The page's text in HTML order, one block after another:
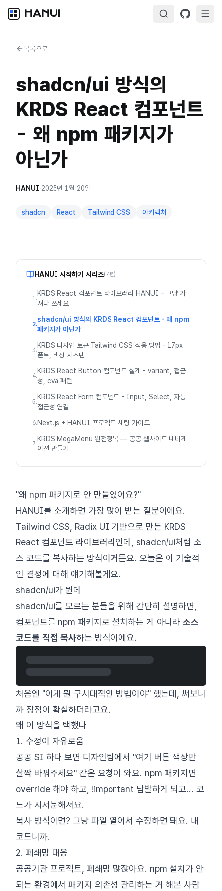
HANUI
목록으로
shadcn/ui 방식의
KRDS React 컴포넌트
- 왜 npm 패키지가
아닌가
HANUI·2025년 1월 20일
shadcn React Tailwind CSS 아키텍처
HANUI 시작하기 시리즈(7편)
1.
KRDS React 컴포넌트 라이브러리 HANUI - 그냥 가
져다 쓰세요
2.
shadcn/ui 방식의 KRDS React 컴포넌트 - 왜 npm
패키지가 아닌가
3.
KRDS 디자인 토큰 Tailwind CSS 적용 방법 - 17px
폰트, 색상 시스템
4.
KRDS React Button 컴포넌트 설계 - variant, 접근
성, cva 패턴
5.
KRDS React Form 컴포넌트 - Input, Select, 자동
접근성 연결
6.Next.js + HANUI 프로젝트 세팅 가이드
7.
KRDS MegaMenu 완전정복 — 공공 웹사이트 네비게
이션 만들기
"왜 npm 패키지로 안 만들었어요?"
HANUI를 소개하면 가장 많이 받는 질문이에요.
Tailwind CSS, Radix UI 기반으로 만든 KRDS
React 컴포넌트 라이브러리인데, shadcn/ui처럼 소
스 코드를 복사하는 방식이거든요. 오늘은 이 기술적
인 결정에 대해 얘기해볼게요.
shadcn/ui가 뭔데
shadcn/ui를 모르는 분들을 위해 간단히 설명하면,
컴포넌트를 npm 패키지로 설치하는 게 아니라 소스
코드를 직접 복사하는 방식이에요.
처음엔 "이게 뭔 구시대적인 방법이야" 했는데, 써보니
까 장점이 확실하더라고요.
왜 이 방식을 택했나
1. 수정이 자유로움
공공 SI 하다 보면 디자인팀에서 "여기 버튼 색상만
살짝 바꿔주세요" 같은 요청이 와요. npm 패키지면
override 해야 하고, !important 남발하게 되고... 코
드가 지저분해져요.
복사 방식이면? 그냥 파일 열어서 수정하면 돼요. 내
코드니까.
2. 폐쇄망 대응
공공기관 프로젝트, 폐쇄망 많잖아요. npm 설치가 안
되는 환경에서 패키지 의존성 관리하는 거 해본 사람